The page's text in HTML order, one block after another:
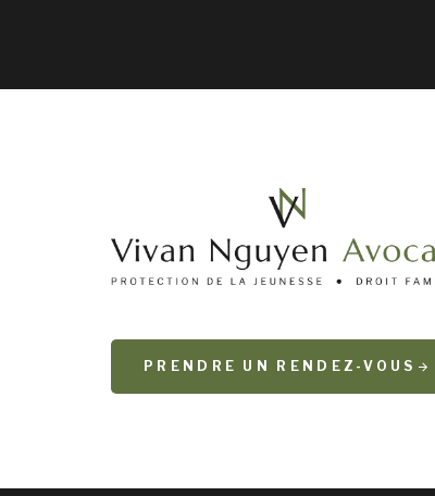
PRENDRE UN RENDEZ-VOUS